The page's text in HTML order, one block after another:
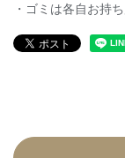
・ゴミは各自お持